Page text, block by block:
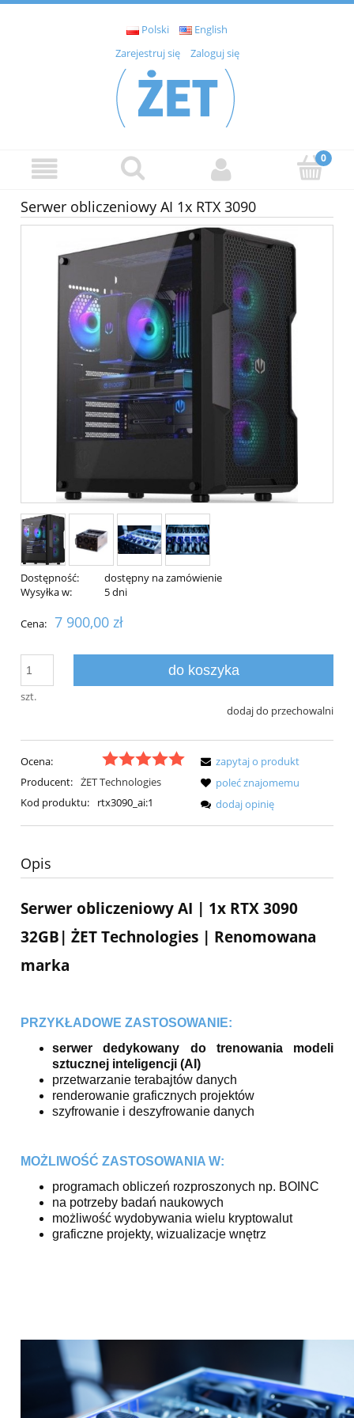
Polski
English
Zarejestruj się
Zaloguj się
Serwer obliczeniowy AI 1x RTX 3090
Dostępność:
dostępny na zamówienie
Wysyłka w:
5 dni
Cena: 7 900,00 zł
szt.
do koszyka
dodaj do przechowalni
Ocena:
Producent: ŻET Technologies
Kod produktu:
rtx3090_ai:1
zapytaj o produkt
poleć znajomemu
dodaj opinię
Opis
Serwer obliczeniowy AI | 1x RTX 3090
32GB| ŻET Technologies | Renomowana
marka
PRZYKŁADOWE ZASTOSOWANIE:
serwer dedykowany do trenowania modeli
sztucznej inteligencji (AI)
przetwarzanie terabajtów danych
renderowanie graficznych projektów
szyfrowanie i deszyfrowanie danych
MOŻLIWOŚĆ ZASTOSOWANIA W:
programach obliczeń rozproszonych np. BOINC
na potrzeby badań naukowych
możliwość wydobywania wielu kryptowalut
graficzne projekty, wizualizacje wnętrz